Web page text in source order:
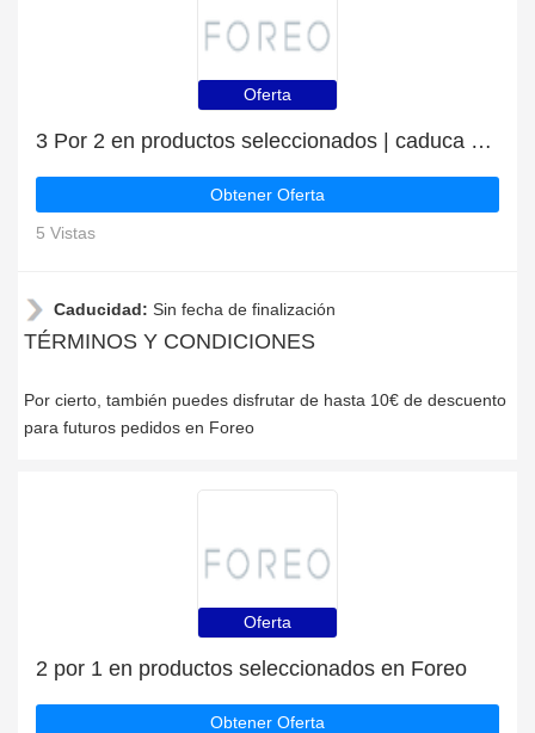
Oferta
3 Por 2 en productos seleccionados | caduca pronto
Obtener Oferta
5 Vistas
Caducidad: Sin fecha de finalización
TÉRMINOS Y CONDICIONES
Por cierto, también puedes disfrutar de hasta 10€ de descuento
para futuros pedidos en Foreo
Oferta
2 por 1 en productos seleccionados en Foreo
Obtener Oferta